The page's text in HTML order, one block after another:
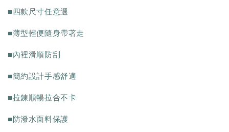
■四款尺寸任意選
■薄型輕便隨身帶著走
■內裡滑順防刮
■簡約設計手感舒適
■拉鍊順暢拉合不卡
■防潑水面料保護